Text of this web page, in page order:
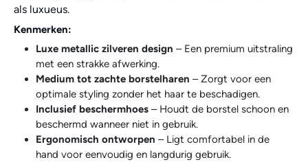
als luxueus.
Kenmerken:
Luxe metallic zilveren design – Een premium uitstraling
met een strakke afwerking.
Medium tot zachte borstelharen – Zorgt voor een
optimale styling zonder het haar te beschadigen.
Inclusief beschermhoes – Houdt de borstel schoon en
beschermd wanneer niet in gebruik.
Ergonomisch ontworpen – Ligt comfortabel in de
hand voor eenvoudig en langdurig gebruik.